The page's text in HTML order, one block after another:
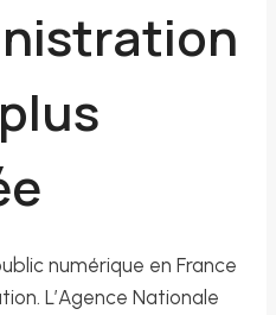
numérique en France
L’Agence Nationale